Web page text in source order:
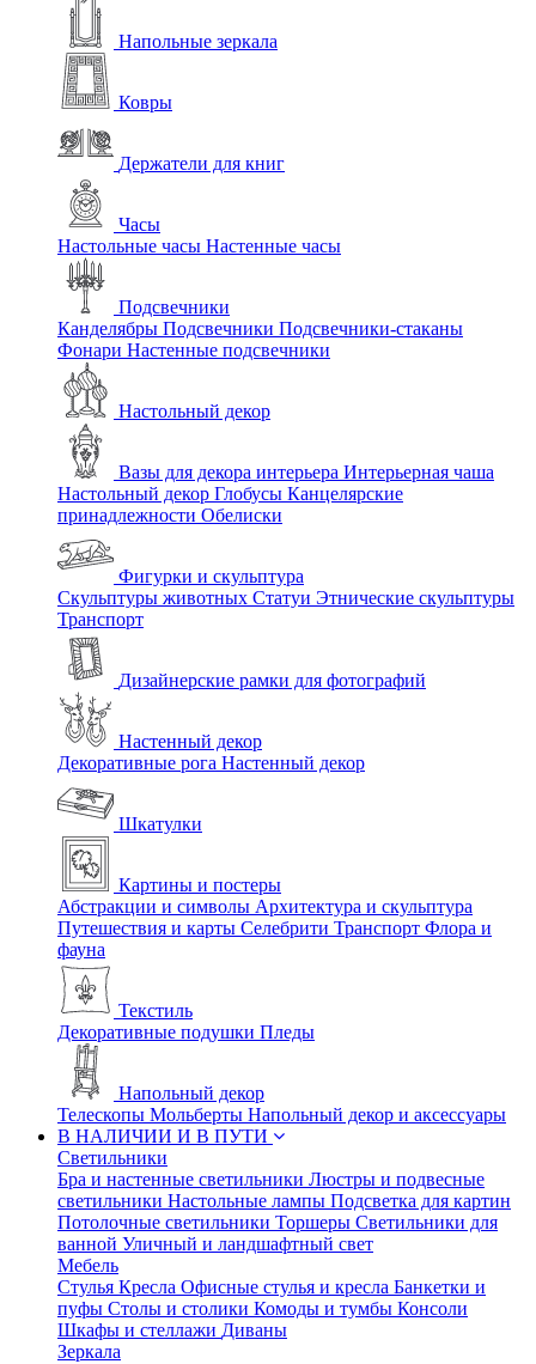
Напольные зеркала
Ковры
Держатели для книг
Часы
Настольные часы Настенные часы
Подсвечники
Канделябры Подсвечники Подсвечники-стаканы
Фонари Настенные подсвечники
Настольный декор
Вазы для декора интерьера Интерьерная чаша
Настольный декор Глобусы Канцелярские
принадлежности Обелиски
Фигурки и скульптура
Скульптуры животных Статуи Этнические скульптуры
Транспорт
Дизайнерские рамки для фотографий
Настенный декор
Декоративные рога Настенный декор
Шкатулки
Картины и постеры
Абстракции и символы Архитектура и скульптура
Путешествия и карты Селебрити Транспорт Флора и
фауна
Текстиль
Декоративные подушки Пледы
Напольный декор
Телескопы Мольберты Напольный декор и аксессуары
В НАЛИЧИИ И В ПУТИ
Светильники
Бра и настенные светильники Люстры и подвесные
светильники Настольные лампы Подсветка для картин
Потолочные светильники Торшеры Светильники для
ванной Уличный и ландшафтный свет
Мебель
Стулья Кресла Офисные стулья и кресла Банкетки и
пуфы Столы и столики Комоды и тумбы Консоли
Шкафы и стеллажи Диваны
Зеркала